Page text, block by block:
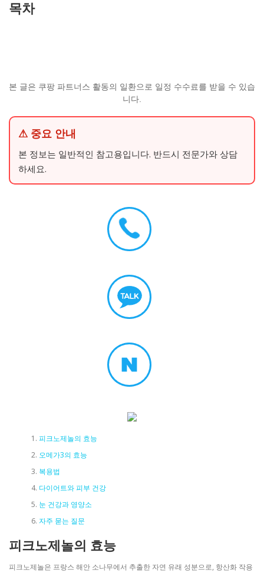
목차
본 글은 쿠팡 파트너스 활동의 일환으로 일정 수수료를 받을 수 있습
니다.
⚠ 중요 안내
본 정보는 일반적인 참고용입니다. 반드시 전문가와 상담
하세요.
피크노제놀의 효능
오메가3의 효능
복용법
다이어트와 피부 건강
눈 건강과 영양소
자주 묻는 질문
피크노제놀의 효능
피크노제놀은 프랑스 해안 소나무에서 추출한 자연 유래 성분으로, 항산화 작용